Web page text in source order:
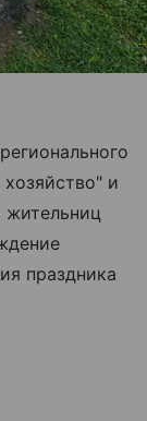
и
жительниц
праздника